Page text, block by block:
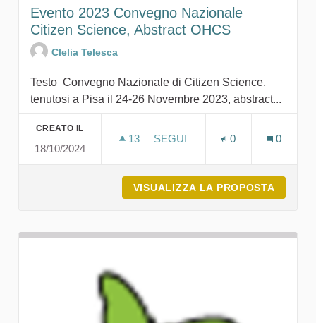
Evento 2023 Convegno Nazionale
Citizen Science, Abstract OHCS
Clelia Telesca
Testo Convegno Nazionale di Citizen Science,
tenutosi a Pisa il 24-26 Novembre 2023, abstract...
CREATO IL
18/10/2024
13 13 SOSTENITORI
SEGUI
0 0
VISUALIZZA LA PROPOSTA